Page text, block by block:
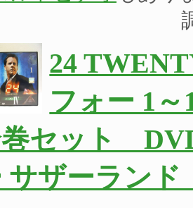
24
フォー 1
巻セット
サザーラン